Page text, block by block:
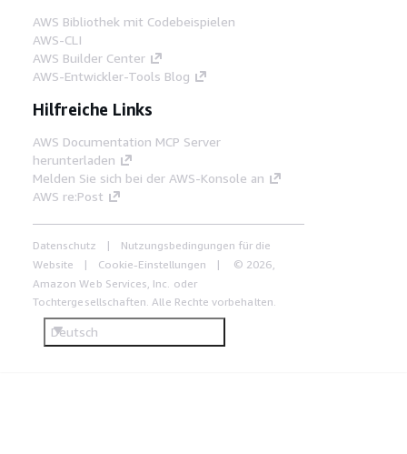
AWS Bibliothek mit Codebeispielen
AWS-CLI
AWS Builder Center
AWS-Entwickler-Tools Blog
Hilfreiche Links
AWS Documentation MCP Server
herunterladen
Melden Sie sich bei der AWS-Konsole an
AWS re:Post
Datenschutz
Nutzungsbedingungen für die
Website
Cookie-Einstellungen
© 2026,
Amazon Web Services, Inc. oder
Tochtergesellschaften. Alle Rechte vorbehalten.
Deutsch